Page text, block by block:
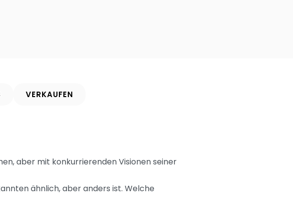
VERKAUFEN
aber mit konkurrierenden Visionen seiner
ähnlich, aber anders ist. Welche